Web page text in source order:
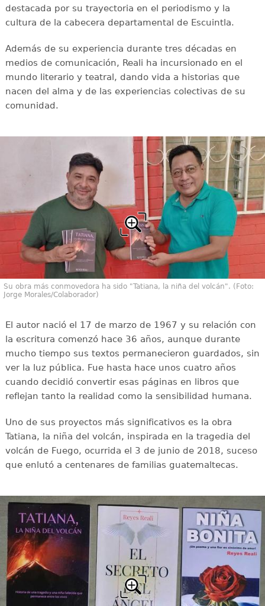
destacada por su trayectoria en el periodismo y la
cultura de la cabecera departamental de Escuintla.
Además de su experiencia durante tres décadas en
medios de comunicación, Reali ha incursionado en el
mundo literario y teatral, dando vida a historias que
nacen del alma y de las experiencias colectivas de su
comunidad.
Su obra más conmovedora ha sido "Tatiana, la niña del volcán". (Foto:
Jorge Morales/Colaborador)
El autor nació el 17 de marzo de 1967 y su relación con
la escritura comenzó hace 36 años, aunque durante
mucho tiempo sus textos permanecieron guardados, sin
ver la luz pública. Fue hasta hace unos cuatro años
cuando decidió convertir esas páginas en libros que
reflejan tanto la realidad como la sensibilidad humana.
Uno de sus proyectos más significativos es la obra
Tatiana, la niña del volcán, inspirada en la tragedia del
volcán de Fuego, ocurrida el 3 de junio de 2018, suceso
que enlutó a centenares de familias guatemaltecas.